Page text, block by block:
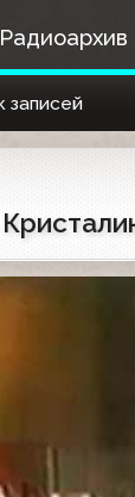
Радиоархив
записей